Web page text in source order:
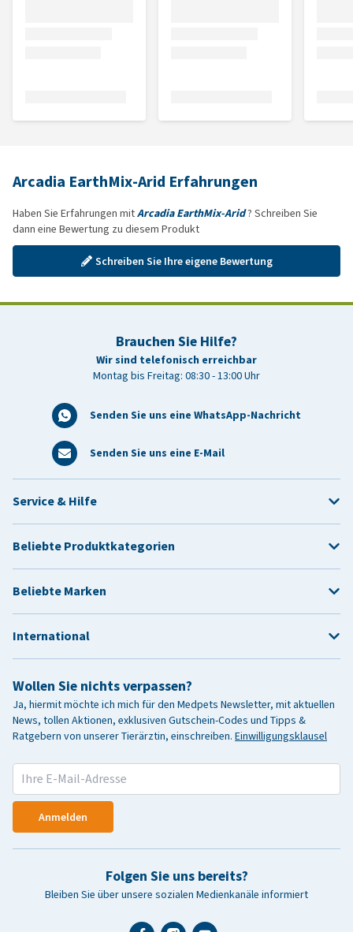
Arcadia EarthMix-Arid Erfahrungen
Haben Sie Erfahrungen mitArcadia EarthMix-Arid? Schreiben Sie
dann eine Bewertung zu diesem Produkt
Schreiben Sie Ihre eigene Bewertung
Brauchen Sie Hilfe?
Wir sind telefonisch erreichbar
Montag bis Freitag: 08:30 - 13:00 Uhr
Senden Sie uns eine WhatsApp-Nachricht
Senden Sie uns eine E-Mail
Wollen Sie nichts verpassen?
Ja, hiermit möchte ich mich für den Medpets Newsletter, mit aktuellen
News, tollen Aktionen, exklusiven Gutschein-Codes und Tipps &
Ratgebern von unserer Tierärztin, einschreiben. Einwilligungsklausel
Anmelden
Folgen Sie uns bereits?
Bleiben Sie über unsere sozialen Medienkanäle informiert
Service & Hilfe
Beliebte Produktkategorien
Beliebte Marken
International